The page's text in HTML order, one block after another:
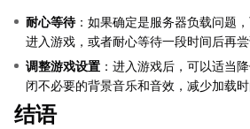
耐心等待：如果确定是服务器负载问题
进入游戏，或者耐心等待一段时间后再尝
调整游戏设置 ：进入游戏后，可以适当
闭不必要的背景音乐和音效，减少加载时
结语